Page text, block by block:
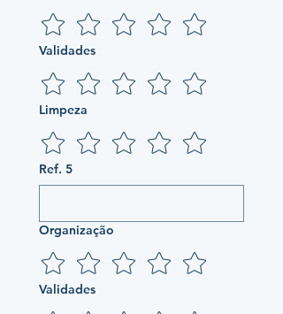
Validades
Limpeza
Ref. 5
Organização
Validades